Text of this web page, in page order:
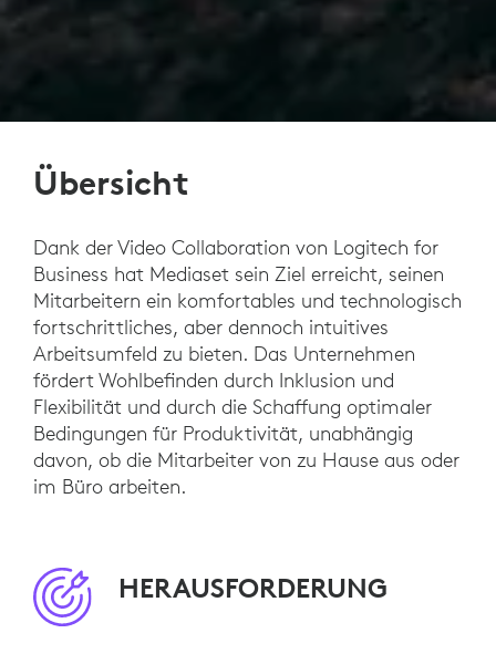
Übersicht
Dank der Video Collaboration von Logitech for
Business hat Mediaset sein Ziel erreicht, seinen
Mitarbeitern ein komfortables und technologisch
fortschrittliches, aber dennoch intuitives
Arbeitsumfeld zu bieten. Das Unternehmen
fördert Wohlbefinden durch Inklusion und
Flexibilität und durch die Schaffung optimaler
Bedingungen für Produktivität, unabhängig
davon, ob die Mitarbeiter von zu Hause aus oder
im Büro arbeiten.
HERAUSFORDERUNG